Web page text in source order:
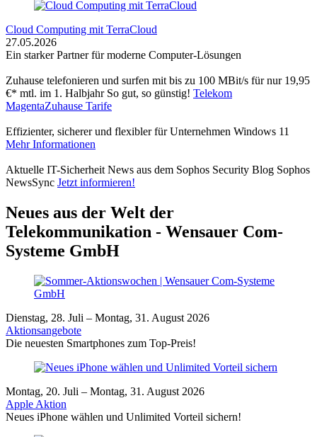
Cloud Computing mit TerraCloud
27.05.2026
Ein starker Partner für moderne Computer-Lösungen
Zuhause telefonieren und surfen mit bis zu 100 MBit/s für nur 19,95
€* mtl. im 1. Halbjahr So gut, so günstig! Telekom
MagentaZuhause Tarife
Effizienter, sicherer und flexibler für Unternehmen Windows 11
Mehr Informationen
Aktuelle IT-Sicherheit News aus dem Sophos Security Blog Sophos
NewsSync Jetzt informieren!
Neues aus der Welt der
Telekommunikation - Wensauer Com-
Systeme GmbH
Dienstag, 28. Juli – Montag, 31. August 2026
Aktionsangebote
Die neuesten Smartphones zum Top-Preis!
Montag, 20. Juli – Montag, 31. August 2026
Apple Aktion
Neues iPhone wählen und Unlimited Vorteil sichern!